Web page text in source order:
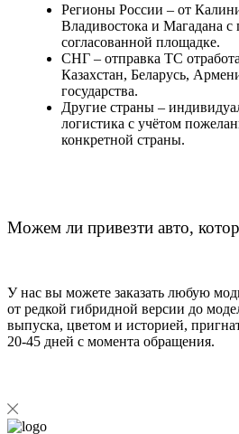
Регионы России – от
Владивостока и Магадана
согласованной площадке.
СНГ – отправка ТС
Казахстан, Беларусь,
государства.
Другие страны –
логистика с учётом
конкретной страны.
Можем ли привезти авто,
У нас вы можете заказать любую
от редкой гибридной версии до
выпуска, цветом и историей,
20-45 дней с момента обращения.